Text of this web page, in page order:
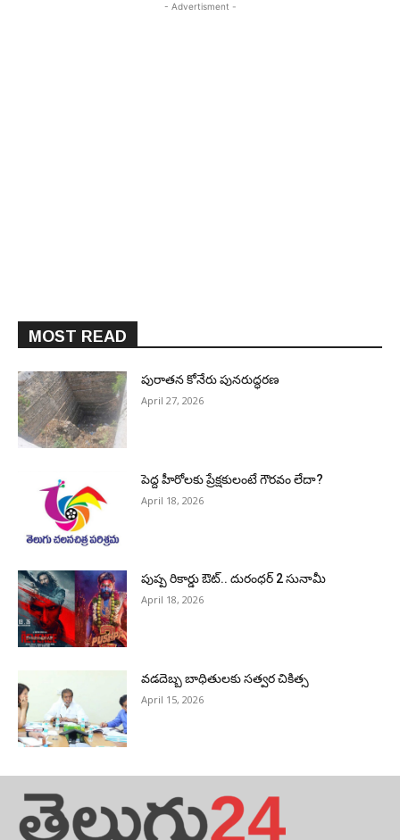
- Advertisment -
MOST READ
పురాత‌న కోనేరు పున‌రుద్ధ‌ర‌ణ
April 27, 2026
పెద్ద హీరోల‌కు ప్రేక్ష‌కులంటే గౌర‌వం లేదా?
April 18, 2026
పుష్ప రికార్డు ఔట్‌.. దురంధ‌ర్ 2 సునామీ
April 18, 2026
వడదెబ్బ బాధితులకు సత్వర చికిత్స
April 15, 2026